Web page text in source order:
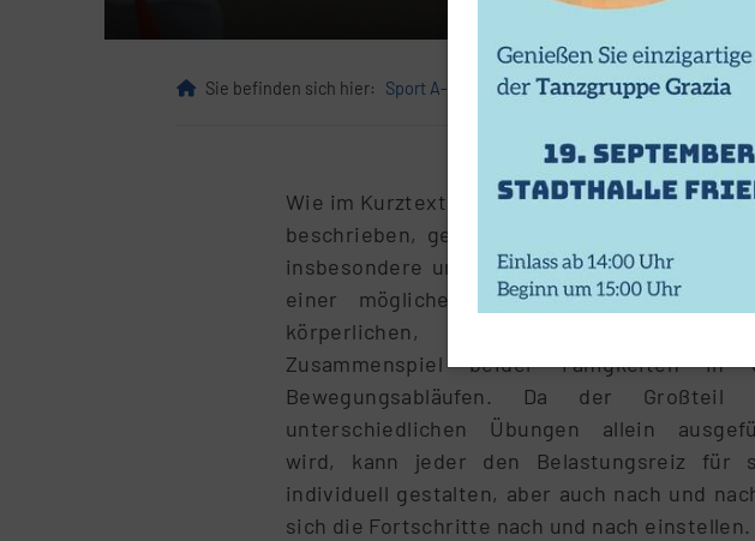
Sie befinden sich hier: Sport A-Z PARA-Sport Wado-Ryu
Wie im Kurztext zum Para–Sport Wado–Ryu
beschrieben, geht es bei diesem
insbesondere um den längerfristigen Erhalt
einer möglichen Verbesserung der
körperlichen, geistigen sowie
Zusammenspiel beider Fähigkeiten in
Bewegungsabläufen. Da der Großteil
unterschiedlichen Übungen allein
wird, kann jeder den Belastungsreiz für
individuell gestalten, aber auch nach und
sich die Fortschritte nach und nach einstellen.